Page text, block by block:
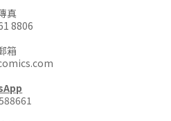
真
8806
箱